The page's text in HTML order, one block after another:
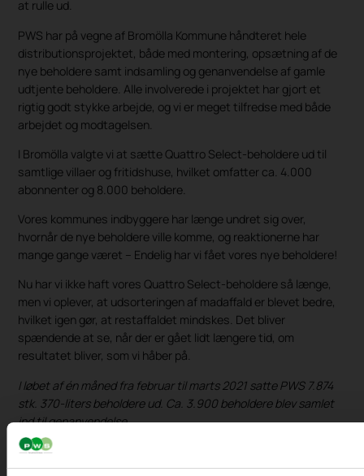
at rulle ud.
PWS har på vegne af Bromölla Kommune håndteret hele
distributionsprojektet, både med montering, opsætning af de
nye beholdere samt indsamling og genanvendelse af gamle
udtjente beholdere. Alle involverede i projektet har gjort et
rigtig godt stykke arbejde, og vi er meget tilfredse med både
arbejdet og modtagelsen.
I Bromölla valgte vi at sætte Quattro Select-beholdere ud til
samtlige villaer og fritidshuse, hvilket omfatter ca. 4.000
abonnenter og 8.000 beholdere.
Vores kommunes indbyggere har længe undret sig over,
hvornår de nye beholdere ville komme, og reaktionerne har
mange gange været – Endelig har vi fået vores nye beholdere!
Nu har vi ikke haft vores Quattro Select-beholdere så længe,
men vi oplever, at udsorteringen af madaffald er blevet bedre,
hvilket igen gør, at restaffaldet mindskes. Det bliver
spændende at se, når der er gået lidt længere tid, om
resultatet bliver, som vi håber på.
I løbet af én måned fra februar til marts 2021 satte PWS 7.874
stk. 370-liters beholdere ud. Ca. 3.900 beholdere blev samlet
ind til genanvendelse.